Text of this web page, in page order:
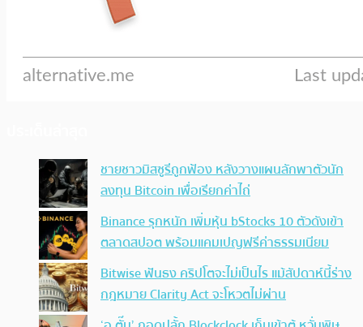
ชายชาวมิสซูรีถูกฟ้อง หลังวางแผนลักพาตัวนัก
ลงทุน Bitcoin เพื่อเรียกค่าไถ่
Binance รุกหนัก เพิ่มหุ้น bStocks 10 ตัวดังเข้า
ตลาดสปอต พร้อมแคมเปญฟรีค่าธรรมเนียม
Bitwise ฟันธง คริปโตจะไม่เป็นไร แม้สัปดาห์นี้ร่าง
กฎหมาย Clarity Act จะโหวตไม่ผ่าน